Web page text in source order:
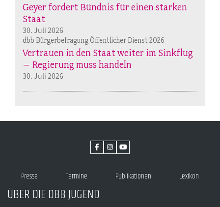
Geyer fordert Bündnis für einen starken
Staat
30. Juli 2026
dbb Bürgerbefragung Öffentlicher Dienst 2026
Vertrauen in den Staat weiter im Sinkflug
– Regierung muss handeln
30. Juli 2026
Presse Termine Publikationen Lexikon
ÜBER DIE DBB JUGEND